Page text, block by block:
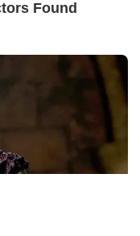
berita aktual dan